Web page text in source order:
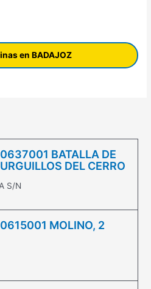
en BADAJOZ
BATALLA DE
DEL CERRO
S/N
MOLINO, 2